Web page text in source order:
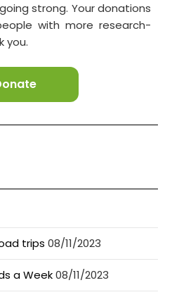
strong. Your donations
with more research-
you.
trips 08/11/2023
a Week08/11/2023